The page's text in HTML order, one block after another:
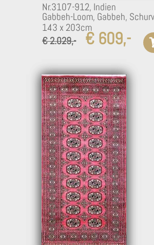
Nr.3107-912, Indien
Gabbeh-Loom, Gabbeh,
143 x 203cm
€ 2.029,-
€ 609,-